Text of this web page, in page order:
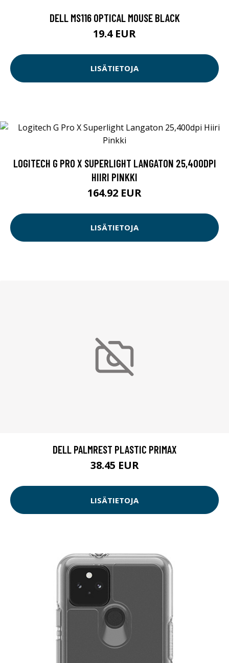
DELL MS116 OPTICAL MOUSE BLACK
19.4 EUR
LISÄTIETOJA
LOGITECH G PRO X SUPERLIGHT LANGATON 25,400DPI
HIIRI PINKKI
164.92 EUR
LISÄTIETOJA
DELL PALMREST PLASTIC PRIMAX
38.45 EUR
LISÄTIETOJA